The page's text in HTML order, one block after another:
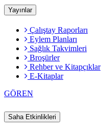
Yayınlar
Çalıştay Raporları
Eylem Planları
Sağlık Takvimleri
Broşürler
Rehber ve Kitapçıklar
E-Kitaplar
GÖREN
Saha Etkinlikleri